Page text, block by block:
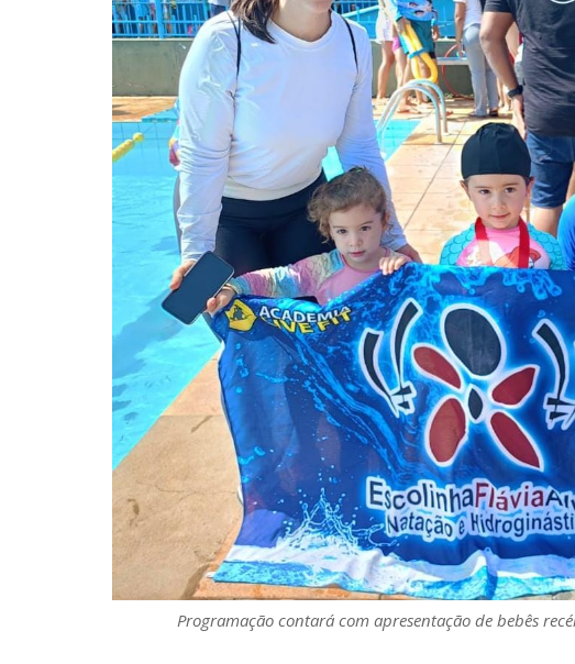
Programação contará com apresentação de bebês